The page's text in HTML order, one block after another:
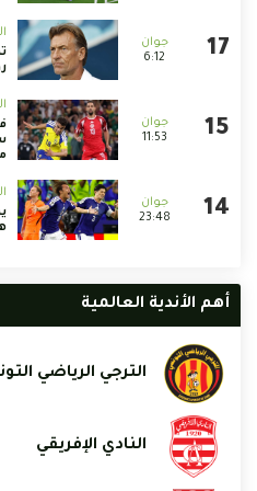
6:12
11:53
23:48
أهم الأندية العالمية
الترجي الرياضي
النادي الإفريقي